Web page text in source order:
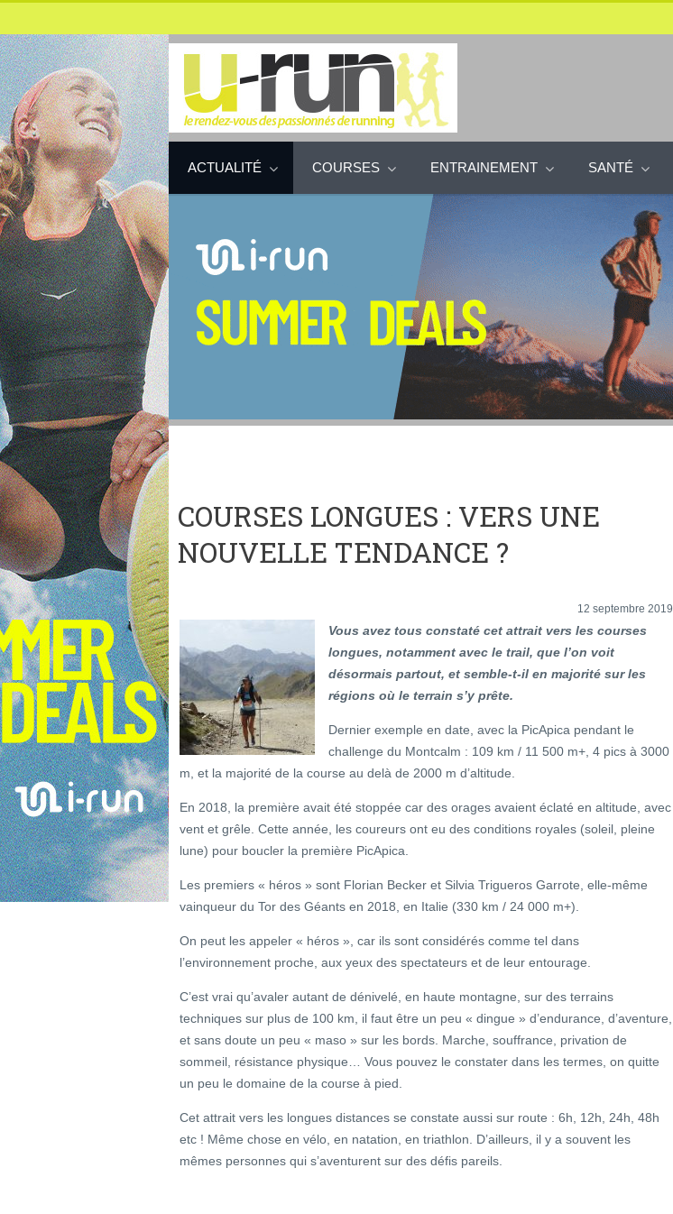
ACTUALITÉ COURSES ENTRAINEMENT SANTÉ
COURSES LONGUES : VERS UNE
NOUVELLE TENDANCE ?
12 septembre 2019
Vous avez tous constaté cet attrait vers les courses
longues, notamment avec le trail, que l’on voit
désormais partout, et semble-t-il en majorité sur les
régions où le terrain s’y prête.
Dernier exemple en date, avec la PicApica pendant le
challenge du Montcalm : 109 km / 11 500 m+, 4 pics à 3000
m, et la majorité de la course au delà de 2000 m d’altitude.
En 2018, la première avait été stoppée car des orages avaient éclaté en altitude, avec
vent et grêle. Cette année, les coureurs ont eu des conditions royales (soleil, pleine
lune) pour boucler la première PicApica.
Les premiers « héros » sont Florian Becker et Silvia Trigueros Garrote, elle-même
vainqueur du Tor des Géants en 2018, en Italie (330 km / 24 000 m+).
On peut les appeler « héros », car ils sont considérés comme tel dans
l’environnement proche, aux yeux des spectateurs et de leur entourage.
C’est vrai qu’avaler autant de dénivelé, en haute montagne, sur des terrains
techniques sur plus de 100 km, il faut être un peu « dingue » d’endurance, d’aventure,
et sans doute un peu « maso » sur les bords. Marche, souffrance, privation de
sommeil, résistance physique… Vous pouvez le constater dans les termes, on quitte
un peu le domaine de la course à pied.
Cet attrait vers les longues distances se constate aussi sur route : 6h, 12h, 24h, 48h
etc ! Même chose en vélo, en natation, en triathlon. D’ailleurs, il y a souvent les
mêmes personnes qui s’aventurent sur des défis pareils.